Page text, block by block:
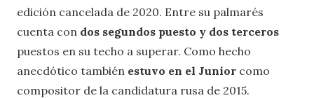
edición cancelada de 2020. Entre su palmarés
cuenta con dos segundos puesto y dos terceros
puestos en su techo a superar. Como hecho
anecdótico también estuvo en el Junior como
compositor de la candidatura rusa de 2015.